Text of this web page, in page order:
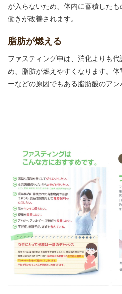
が入らないため、体内に蓄積した
働きが改善されます。
脂肪が燃える
ファスティング中は、消化よりも
め、脂肪が燃えやすくなります。
ーなどの原因でもある脂肪酸のアン